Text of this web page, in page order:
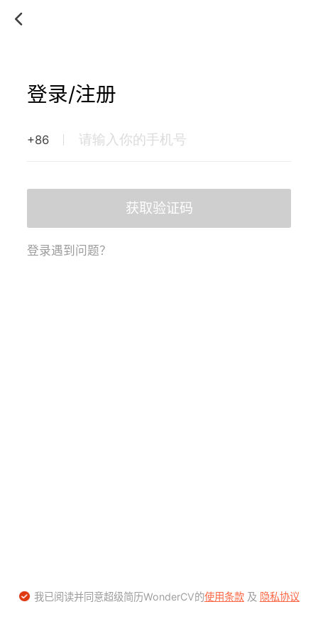
登录/注册
+86
获取验证码
登录遇到问题？
我已阅读并同意超级简历WonderCV的使用条款及 隐私协议